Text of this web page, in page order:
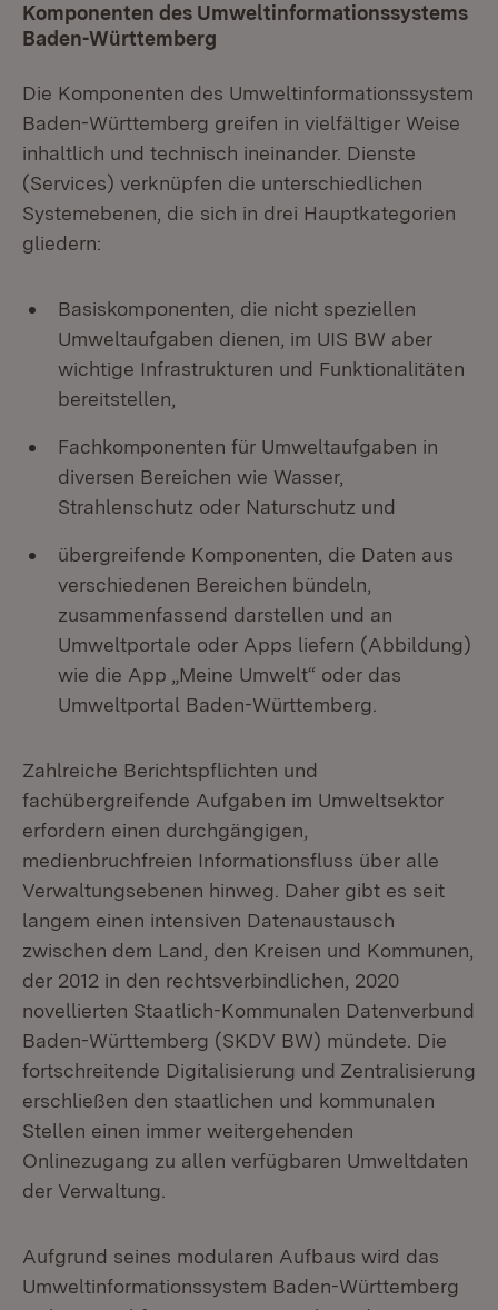
Komponenten des Umweltinformationssystems
Baden-Württemberg
Die Komponenten des Umweltinformationssystem
Baden-Württemberg greifen in vielfältiger Weise
inhaltlich und technisch ineinander. Dienste
(Services) verknüpfen die unterschiedlichen
Systemebenen, die sich in drei Hauptkategorien
gliedern:
Basiskomponenten, die nicht speziellen
Umweltaufgaben dienen, im UIS BW aber
wichtige Infrastrukturen und Funktionalitäten
bereitstellen,
Fachkomponenten für Umweltaufgaben in
diversen Bereichen wie Wasser,
Strahlenschutz oder Naturschutz und
übergreifende Komponenten, die Daten aus
verschiedenen Bereichen bündeln,
zusammenfassend darstellen und an
Umweltportale oder Apps liefern (Abbildung)
wie die App „Meine Umwelt“ oder das
Umweltportal Baden-Württemberg.
Zahlreiche Berichtspflichten und
fachübergreifende Aufgaben im Umweltsektor
erfordern einen durchgängigen,
medienbruchfreien Informationsfluss über alle
Verwaltungsebenen hinweg. Daher gibt es seit
langem einen intensiven Datenaustausch
zwischen dem Land, den Kreisen und Kommunen,
der 2012 in den rechtsverbindlichen, 2020
novellierten Staatlich-Kommunalen Datenverbund
Baden-Württemberg (SKDV BW) mündete. Die
fortschreitende Digitalisierung und Zentralisierung
erschließen den staatlichen und kommunalen
Stellen einen immer weitergehenden
Onlinezugang zu allen verfügbaren Umweltdaten
der Verwaltung.
Aufgrund seines modularen Aufbaus wird das
Umweltinformationssystem Baden-Württemberg